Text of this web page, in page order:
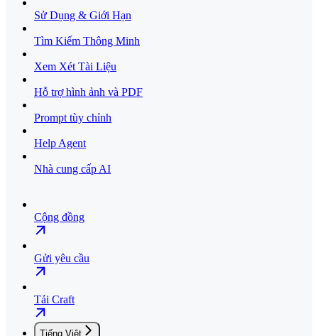
Sử Dụng & Giới Hạn
Tìm Kiếm Thông Minh
Xem Xét Tài Liệu
Hỗ trợ hình ảnh và PDF
Prompt tùy chỉnh
Help Agent
Nhà cung cấp AI
Cộng đồng
Gửi yêu cầu
Tải Craft
Tiếng Việt